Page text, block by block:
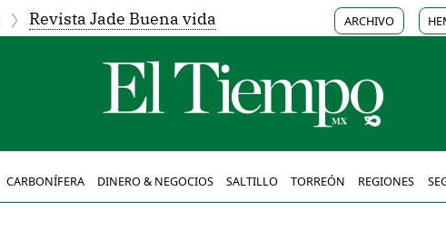
Revista Jade Buena vida ARCHIVO
CARBONÍFERA DINERO & NEGOCIOS SALTILLO TORREÓN REGIONES